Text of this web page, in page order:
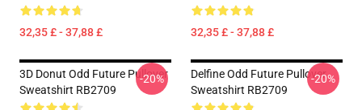
32,35 £ - 37,88 £ 32,35 £ - 37,88 £
3D Donut Odd Future Pullover
Sweatshirt RB2709
-20%
Delfine Odd Future Pullover
Sweatshirt RB2709
-20%